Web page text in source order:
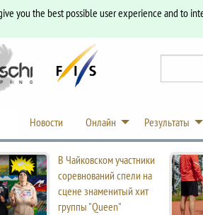
you the best possible user experience and to
Новости Онлайн Результаты
В Чайковском участники
соревнований спели на
сцене знаменитый хит
группы "Queen"